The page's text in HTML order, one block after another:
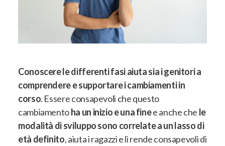
Conoscere le differenti fasi aiuta sia i genitori a
comprendere e supportare i cambiamenti in
corso. Essere consapevoli che questo
cambiamentoha un inizio e una finee anche che le
modalità di sviluppo sono correlate a un lasso di
età definito, aiuta i ragazzi e li rende consapevoli di